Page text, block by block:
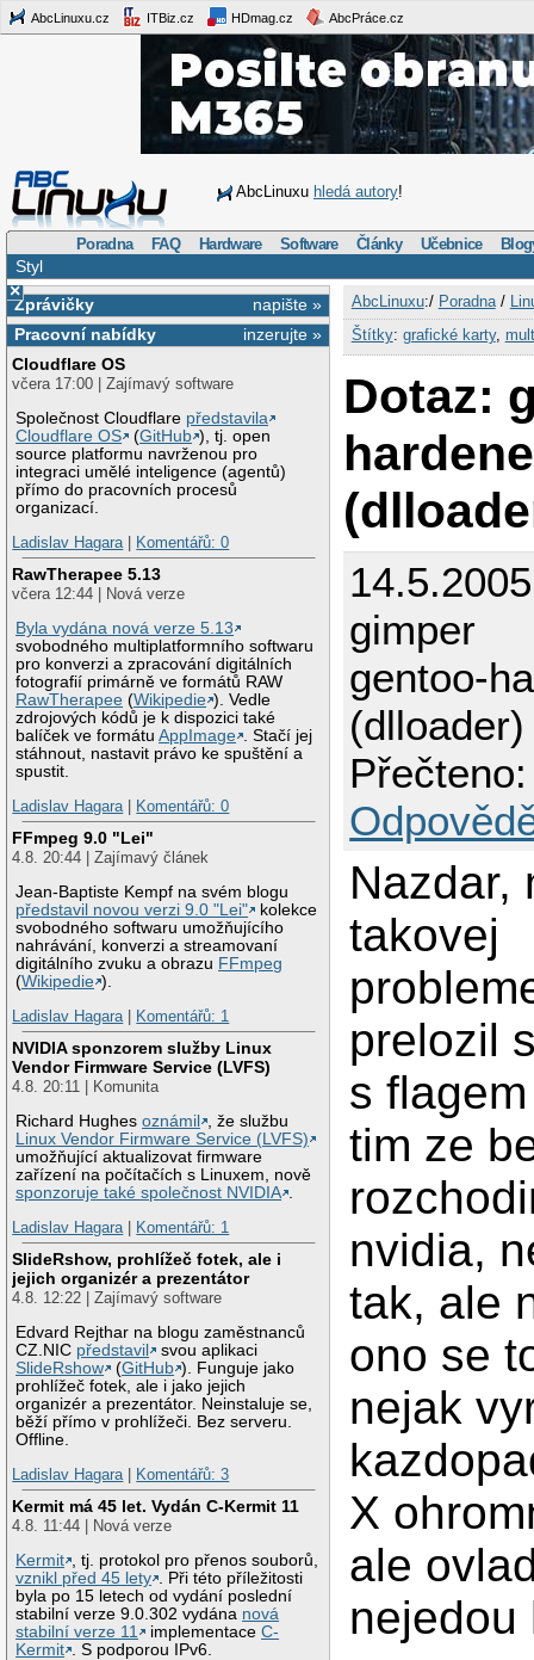
AbcLinuxu.cz ITBiz.cz HDmag.cz AbcPráce.cz
AbcLinuxu hledá autory!
Poradna FAQ Hardware Software Články Učebnice
Styl
×
napište »
Zprávičky
inzerujte »
Pracovní nabídky
Cloudflare OS
včera 17:00 | Zajímavý software
Společnost Cloudflare představila
Cloudflare OS
(GitHub ), tj. open
source platformu navrženou pro
integraci umělé inteligence (agentů)
přímo do pracovních procesů
organizací.
Ladislav Hagara| Komentářů: 0
RawTherapee 5.13
včera 12:44 | Nová verze
Byla vydána nová verze 5.13
svobodného multiplatformního softwaru
pro konverzi a zpracování digitálních
fotografií primárně ve formátů RAW
RawTherapee (Wikipedie ). Vedle
zdrojových kódů je k dispozici také
balíček ve formátuAppImage
. Stačí jej
stáhnout, nastavit právo ke spuštění a
spustit.
Ladislav Hagara| Komentářů: 0
FFmpeg 9.0 "Lei"
4.8. 20:44 | Zajímavý článek
Jean-Baptiste Kempf na svém blogu
představil novou verzi 9.0 "Lei"
kolekce
svobodného softwaru umožňujícího
nahrávání, konverzi a streamovaní
digitálního zvuku a obrazu FFmpeg
(Wikipedie ).
Ladislav Hagara| Komentářů: 1
NVIDIA sponzorem služby Linux
Vendor Firmware Service (LVFS)
4.8. 20:11 | Komunita
Richard Hughesoznámil
, že službu
Linux Vendor Firmware Service (LVFS)
umožňující aktualizovat firmware
zařízení na počítačích s Linuxem, nově
sponzoruje také společnost NVIDIA
Ladislav Hagara| Komentářů: 1
SlideRshow, prohlížeč fotek, ale i
jejich organizér a prezentátor
4.8. 12:22 | Zajímavý software
Edvard Rejthar na blogu zaměstnanců
CZ.NIC představil
svou aplikaci
SlideRshow
(GitHub ). Funguje jako
prohlížeč fotek, ale i jako jejich
organizér a prezentátor. Neinstaluje se,
běží přímo v prohlížeči. Bez serveru.
Offline.
Ladislav Hagara| Komentářů: 3
Kermit má 45 let. Vydán C-Kermit 11
4.8. 11:44 | Nová verze
Kermit
, tj. protokol pro přenos souborů,
vznikl před 45 lety
. Při této příležitosti
byla po 15 letech od vydání poslední
stabilní verze 9.0.302 vydána nová
stabilní verze 11
implementaceC-
Kermit
. S podporou IPv6.
AbcLinuxu:/ Poradna/
Štítky: grafické karty,
Dotaz:
gimper
gentoo-
Nazdar,
takovej
prelozil
s
tim ze
nvidia,
tak, ale
ono se
nejak
X
ale
nejedou